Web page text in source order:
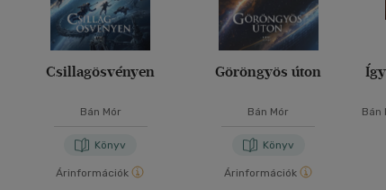
Csillagösvényen
Bán Mór
Könyv
Árinformációk
Göröngyös úton
Bán Mór
Könyv
Árinformációk
Bán